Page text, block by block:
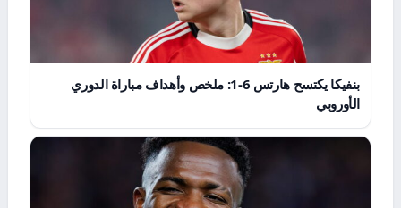
بنفيكا يكتسح هارتس 6-1: ملخص وأهداف مباراة الدوري
الأوروبي